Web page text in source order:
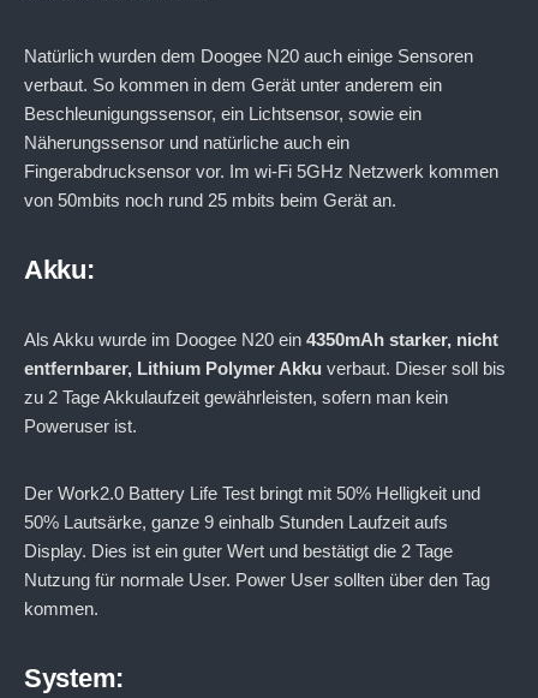
Natürlich wurden dem Doogee N20 auch einige Sensoren
verbaut. So kommen in dem Gerät unter anderem ein
Beschleunigungssensor, ein Lichtsensor, sowie ein
Näherungssensor und natürliche auch ein
Fingerabdrucksensor vor. Im wi-Fi 5GHz Netzwerk kommen
von 50mbits noch rund 25 mbits beim Gerät an.
Akku:
Als Akku wurde im Doogee N20 ein 4350mAh starker, nicht
entfernbarer, Lithium Polymer Akku verbaut. Dieser soll bis
zu 2 Tage Akkulaufzeit gewährleisten, sofern man kein
Poweruser ist.
Der Work2.0 Battery Life Test bringt mit 50% Helligkeit und
50% Lautsärke, ganze 9 einhalb Stunden Laufzeit aufs
Display. Dies ist ein guter Wert und bestätigt die 2 Tage
Nutzung für normale User. Power User sollten über den Tag
kommen.
System: